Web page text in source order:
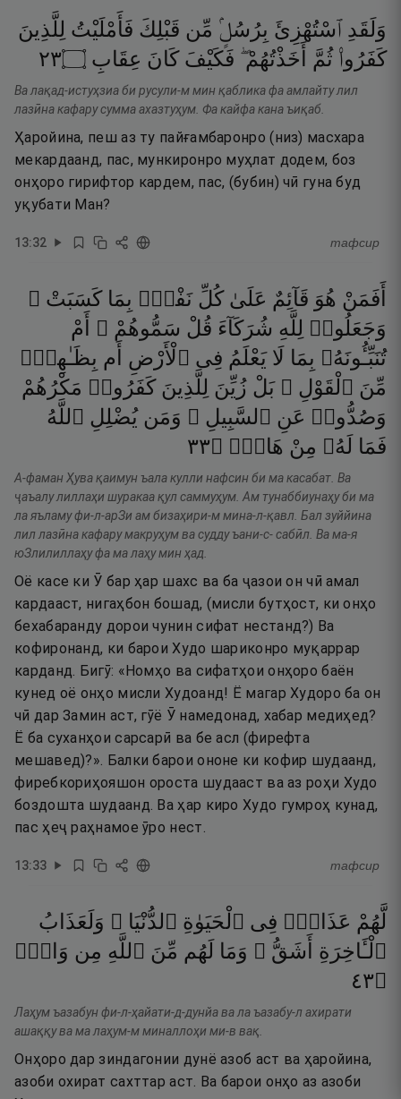
وَلَقَدِ ٱسْتُهْزِئَ بِرُسُلٍۢ مِّن قَبْلِكَ فَأَمْلَيْتُ لِلَّذِينَ
كَفَرُوا۟ ثُمَّ أَخَذْتُهُمْ ۖ فَكَيْفَ كَانَ عِقَابِ ۝٣٢
Ва лақад-истуҳзиа би русули-м мин қаблика фа амлайту лил
лазӣна кафару сумма ахазтуҳум. Фа кайфа кана ъиқаб.
Ҳаройина, пеш аз ту пайғамбаронро (низ) масхара
мекардаанд, пас, мункиронро муҳлат додем, боз
онҳоро гирифтор кардем, пас, (бубин) чӣ гуна буд
уқубати Ман?
13:32 тафсир
أَفَمَنْ هُوَ قَآئِمٌ عَلَىٰ كُلِّ نَفْسٍۭ بِمَا كَسَبَتْ ۗ
وَجَعَلُوا۟ لِلَّهِ شُرَكَآءَ قُلْ سَمُّوهُمْ ۚ
أَمْ
تُنَبِّـُٔونَهُۥ بِمَا لَا يَعْلَمُ فِى ٱلْأَرْضِ أَم بِظَـٰهِرٍۢ
مِّنَ ٱلْقَوْلِ ۗ بَلْ زُيِّنَ لِلَّذِينَ كَفَرُوا۟ مَكْرُهُمْ
وَصُدُّوا۟ عَنِ ٱلسَّبِيلِ ۗ وَمَن يُضْلِلِ ٱللَّهُ
فَمَا لَهُۥ مِنْ هَادٍۢ ۝٣٣
А-фаман Ҳува қаимун ъала кулли нафсин би ма касабат. Ва
ҷаъалу лиллаҳи шуракаа қул саммуҳум. Ам тунаббиунаҳу би ма
ла яъламу фи-л-арЗи ам бизаҳири-м мина-л-қавл. Бал зуййина
лил лазӣна кафару макруҳум ва судду ъани-с- сабӣл. Ва ма-я
юЗлилиллаҳу фа ма лаҳу мин ҳад.
Оё касе ки Ӯ бар ҳар шахс ва ба ҷазои он чӣ амал
кардааст, нигаҳбон бошад, (мисли бутҳост, ки онҳо
бехабаранду дорои чунин сифат нестанд?) Ва
кофиронанд, ки барои Худо шариконро муқаррар
карданд. Бигӯ: «Номҳо ва сифатҳои онҳоро баён
кунед оё онҳо мисли Худоанд! Ё магар Худоро ба он
чӣ дар Замин аст, гӯё Ӯ намедонад, хабар медиҳед?
Ё ба суханҳои сарсарӣ ва бе асл (фирефта
мешавед)?». Балки барои ононе ки кофир шудаанд,
фиребкориҳояшон ороста шудааст ва аз роҳи Худо
боздошта шудаанд. Ва ҳар киро Худо гумроҳ кунад,
пас ҳеҷ раҳнамое ӯро нест.
13:33 тафсир
لَّهُمْ عَذَابٌۭ فِى ٱلْحَيَوٰةِ ٱلدُّنْيَا ۖ وَلَعَذَابُ
ٱلْـَٔاخِرَةِ
أَشَقُّ ۖ وَمَا لَهُم مِّنَ ٱللَّهِ مِن وَاقٍۢ
۝٣٤
Лаҳум ъазабун фи-л-ҳайати-д-дунйа ва ла ъазабу-л ахирати
ашаққу ва ма лаҳум-м миналлоҳи ми-в вақ.
Онҳоро дар зиндагонии дунё азоб аст ва ҳаройина,
азоби охират сахттар аст. Ва барои онҳо аз азоби